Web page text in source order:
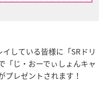
している皆様に「SRドリ
「じ・おーでぃしょんキャ
レゼントされます！